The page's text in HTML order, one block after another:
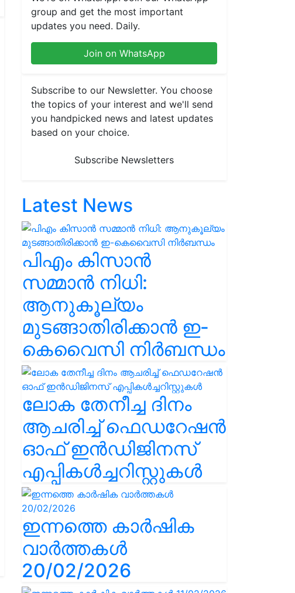
group and get the most important
updates you need. Daily.
Join on WhatsApp
Subscribe to our Newsletter. You choose
the topics of your interest and we'll send
you handpicked news and latest updates
based on your choice.
Subscribe Newsletters
Latest News
പിഎം കിസാൻ
സമ്മാൻ നിധി:
ആനുകൂല്യം
മുടങ്ങാതിരിക്കാൻ ഇ-
കെവൈസി നിർബന്ധം
ലോക തേനീച്ച ദിനം
ആചരിച്ച് ഫെഡറേഷൻ
ഓഫ് ഇൻഡിജിനസ്
എപ്പികൾച്ചറിസ്റ്റുകൾ
ഇന്നത്തെ കാർഷിക
വാർത്തകൾ
20/02/2026